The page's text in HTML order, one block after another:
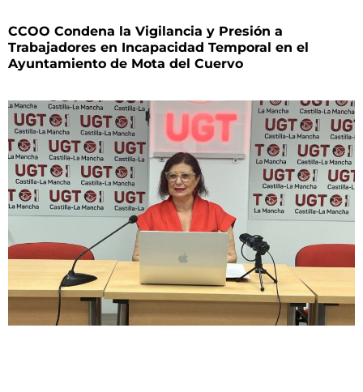
CCOO Condena la Vigilancia y Presión a
Trabajadores en Incapacidad Temporal en el
Ayuntamiento de Mota del Cuervo